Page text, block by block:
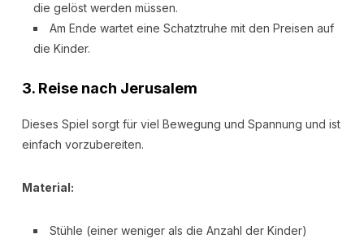
die gelöst werden müssen.
Am Ende wartet eine Schatztruhe mit den Preisen auf
die Kinder.
3. Reise nach Jerusalem
Dieses Spiel sorgt für viel Bewegung und Spannung und ist
einfach vorzubereiten.
Material:
Stühle (einer weniger als die Anzahl der Kinder)